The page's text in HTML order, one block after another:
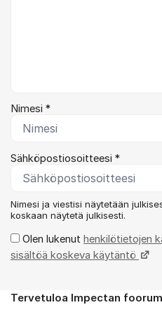
Nimesi *
Sähköpostiosoitteesi *
Nimesi ja viestisi näytetään
koskaan näytetä julkisesti.
Olen lukenut henkilötietojen
sisältöä koskeva käytäntö
Tietoa foorumista
Tervetuloa Impectan